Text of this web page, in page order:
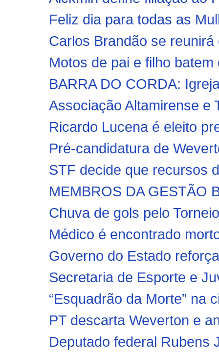
Feliz dia para todas as
Carlos Brandão se
Motos de pai e filho
BARRA DO CORDA:
Associação Altamirense e
Ricardo Lucena é eleito
Pré-candidatura de
STF decide que recursos
MEMBROS DA GESTÃO
Chuva de gols pelo
Médico é encontrado
Governo do Estado
Secretaria de Esporte e
“Esquadrão da Morte” na
PT descarta Weverton e
Deputado federal Rubens